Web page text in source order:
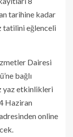
tarihine kadar
tatilini eğlenceli
Dairesi
bağlı
yaz etkinlikleri
Haziran
online